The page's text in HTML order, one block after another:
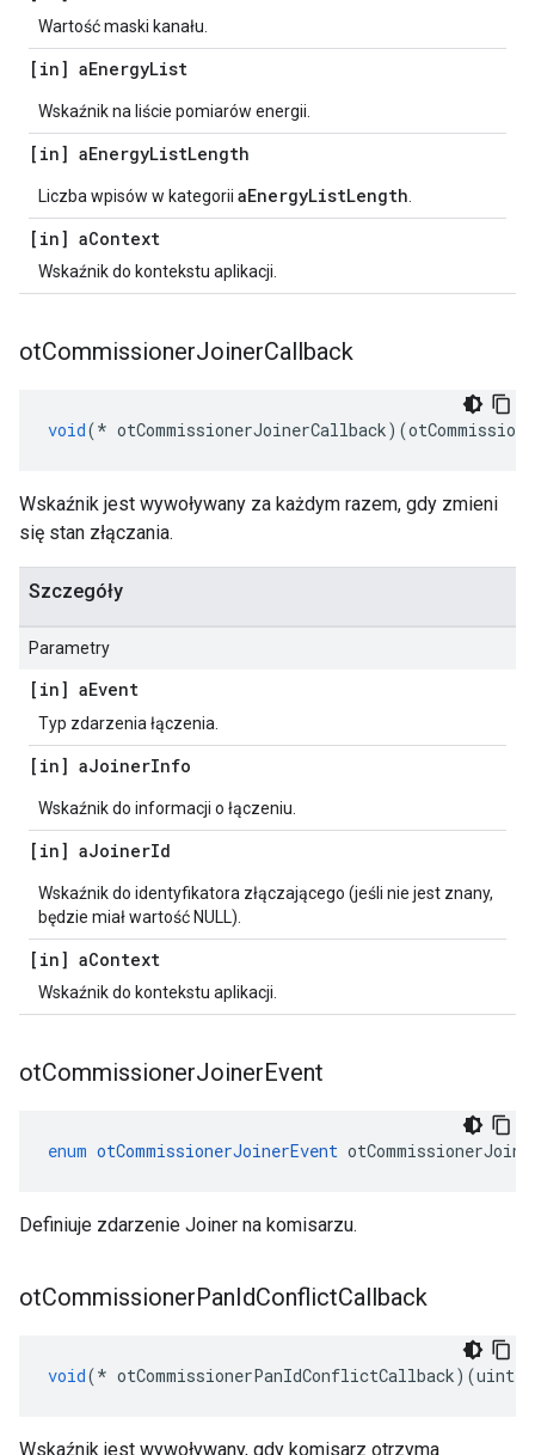
Wartość maski kanału.
[in] aEnergyList
Wskaźnik na liście pomiarów energii.
[in] aEnergyListLength
Liczba wpisów w kategorii aEnergyListLength
[in] aContext
Wskaźnik do kontekstu aplikacji.
otCommissionerJoinerCallback
void(* otCommissionerJoinerCallback)(
Wskaźnik jest wywoływany za każdym razem, gdy zmieni
się stan złączania.
Szczegóły
Parametry
[in] aEvent
Typ zdarzenia łączenia.
[in] aJoinerInfo
Wskaźnik do informacji o łączeniu.
[in] aJoinerId
Wskaźnik do identyfikatora złączającego (jeśli nie jest znany,
będzie miał wartość NULL).
[in] aContext
Wskaźnik do kontekstu aplikacji.
otCommissionerJoinerEvent
enum otCommissionerJoinerEvent
Definiuje zdarzenie Joiner na komisarzu.
otCommissionerPanIdConflictCallback
void(* otCommissionerPanIdConflictCallback)(
Wskaźnik jest wywoływany, gdy komisarz otrzyma